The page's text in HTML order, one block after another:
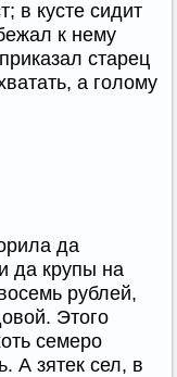
в кусте сидит
к нему
старец
а голому
да
да крупы на
рублей,
Этого
семеро
А зятек сел, в